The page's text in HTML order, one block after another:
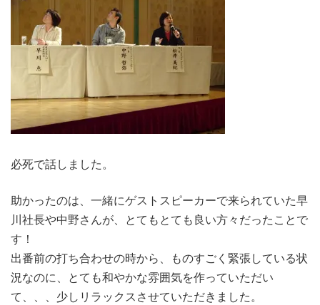
必死で話しました。
助かったのは、一緒にゲストスピーカーで来られていた早
川社長や中野さんが、とてもとても良い方々だったことで
す！
出番前の打ち合わせの時から、ものすごく緊張している状
況なのに、とても和やかな雰囲気を作っていただい
て、、、少しリラックスさせていただきました。